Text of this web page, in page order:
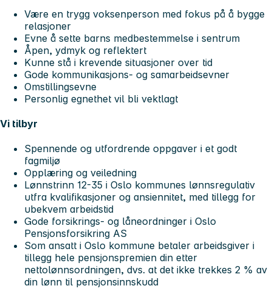
Være en trygg voksenperson med fokus på å bygge
relasjoner
Evne å sette barns medbestemmelse i sentrum
Åpen, ydmyk og reflektert
Kunne stå i krevende situasjoner over tid
Gode kommunikasjons- og samarbeidsevner
Omstillingsevne
Personlig egnethet vil bli vektlagt
Vi tilbyr
Spennende og utfordrende oppgaver i et godt
fagmiljø
Opplæring og veiledning
Lønnstrinn 12-35 i Oslo kommunes lønnsregulativ
utfra kvalifikasjoner og ansiennitet, med tillegg for
ubekvem arbeidstid
Gode forsikrings- og låneordninger i Oslo
Pensjonsforsikring AS
Som ansatt i Oslo kommune betaler arbeidsgiver i
tillegg hele pensjonspremien din etter
nettolønnsordningen, dvs. at det ikke trekkes 2 % av
din lønn til pensjonsinnskudd